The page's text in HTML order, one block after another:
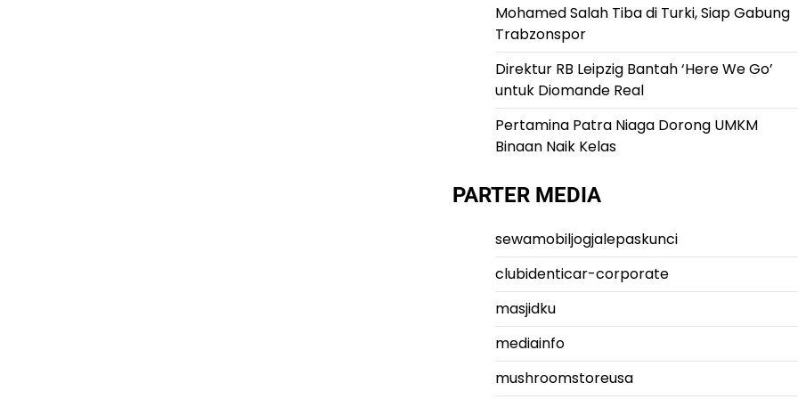
Mohamed Salah Tiba di Turki, Siap Gabung
Trabzonspor
Direktur RB Leipzig Bantah ‘Here We Go’
untuk Diomande Real
Pertamina Patra Niaga Dorong UMKM
Binaan Naik Kelas
PARTER MEDIA
sewamobiljogjalepaskunci
clubidenticar-corporate
masjidku
mediainfo
mushroomstoreusa